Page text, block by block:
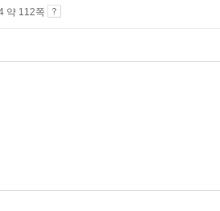
약 112쪽